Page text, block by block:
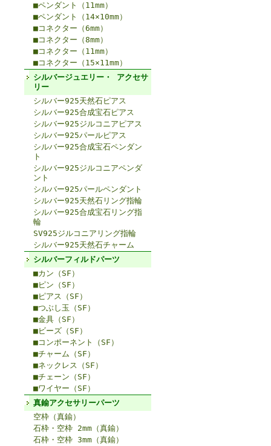
■ペンダント（11mm）
■ペンダント（14×10mm）
■コネクター（6mm）
■コネクター（8mm）
■コネクター（11mm）
■コネクター（15×11mm）
シルバージュエリー・ アクセサ
リー
シルバー925天然石ピアス
シルバー925合成宝石ピアス
シルバー925ジルコニアピアス
シルバー925パールピアス
シルバー925合成宝石ペンダン
ト
シルバー925ジルコニアペンダ
ント
シルバー925パールペンダント
シルバー925天然石リング指輪
シルバー925合成宝石リング指
輪
SV925ジルコニアリング指輪
シルバー925天然石チャーム
シルバーフィルドパーツ
■カン（SF）
■ピン（SF）
■ピアス（SF）
■つぶし玉（SF）
■金具（SF）
■ビーズ（SF）
■コンポーネント（SF）
■チャーム（SF）
■ネックレス（SF）
■チェーン（SF）
■ワイヤー（SF）
真鍮アクセサリーパーツ
空枠（真鍮）
石枠・空枠 2mm（真鍮）
石枠・空枠 3mm（真鍮）